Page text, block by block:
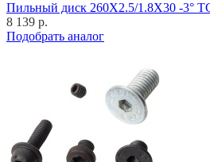
Пильный диск 260X2.5/1.8X30 -3°
8 139 р.
Подобрать аналог